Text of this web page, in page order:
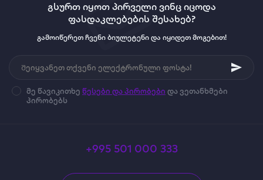
გსურთ იყოთ პირველი ვინც იცოდა
ფასდაკლებების შესახებ?
გამოიწერეთ ჩვენი ბიულეტენი და იყიდეთ მოგებით!
მე წავიკითხე წესები და პირობები და ვეთანხმები
პირობებს
+995 501 000 333